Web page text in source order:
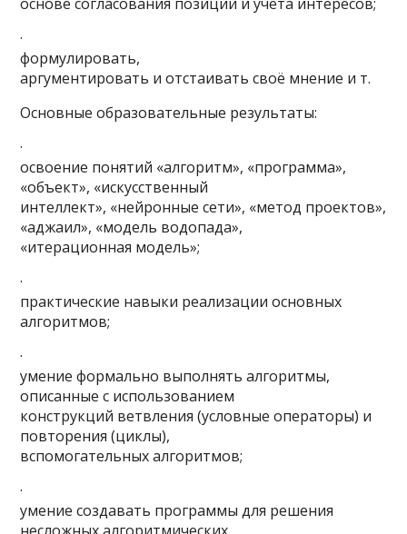
·
формулировать,
аргументировать и отстаивать своё мнение и т.
Основные образовательные результаты:
·
освоение понятий «алгоритм», «программа»,
«объект», «искусственный
интеллект», «нейронные сети», «метод проектов»,
«аджаил», «модель водопада»,
«итерационная модель»;
·
практические навыки реализации основных
алгоритмов;
·
умение формально выполнять алгоритмы,
описанные с использованием
конструкций ветвления (условные операторы) и
повторения (циклы),
вспомогательных алгоритмов;
·
умение создавать программы для решения